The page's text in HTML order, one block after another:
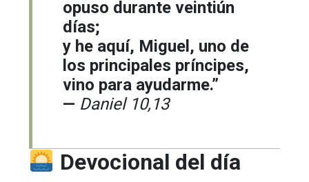
opuso durante veintiún
días;
y he aquí, Miguel, uno de
los principales príncipes,
vino para ayudarme.”
— Daniel 10,13
Devocional del día